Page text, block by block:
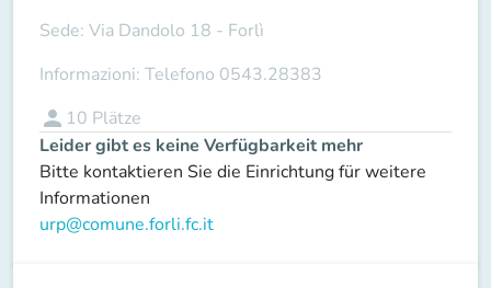
Sede: Via Dandolo 18 - Forlì
Informazioni: Telefono 0543.28383
person 10 Plätze
Leider gibt es keine Verfügbarkeit mehr
Bitte kontaktieren Sie die Einrichtung für weitere
Informationen
urp@comune.forli.fc.it